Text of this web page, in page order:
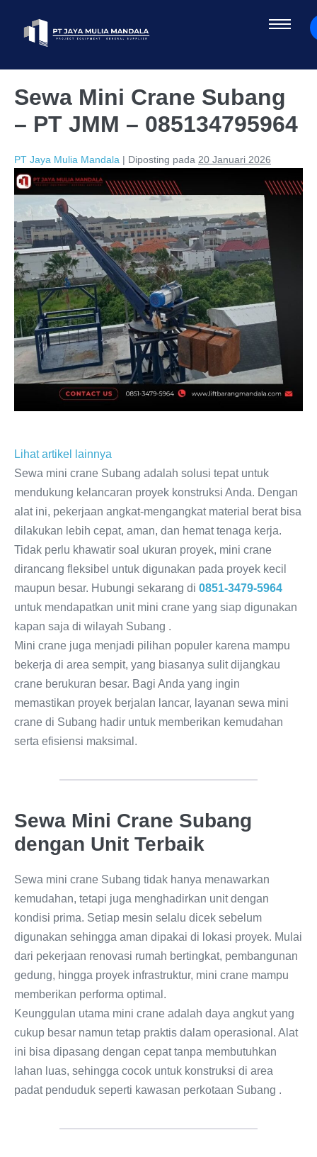
Sewa Mini Crane Subang
– PT JMM – 085134795964
PT Jaya Mulia Mandala | Diposting pada 20 Januari 2026
Lihat artikel lainnya
Sewa mini crane Subang adalah solusi tepat untuk
mendukung kelancaran proyek konstruksi Anda. Dengan
alat ini, pekerjaan angkat-mengangkat material berat bisa
dilakukan lebih cepat, aman, dan hemat tenaga kerja.
Tidak perlu khawatir soal ukuran proyek, mini crane
dirancang fleksibel untuk digunakan pada proyek kecil
maupun besar. Hubungi sekarang di 0851-3479-5964
untuk mendapatkan unit mini crane yang siap digunakan
kapan saja di wilayah Subang .
Mini crane juga menjadi pilihan populer karena mampu
bekerja di area sempit, yang biasanya sulit dijangkau
crane berukuran besar. Bagi Anda yang ingin
memastikan proyek berjalan lancar, layanan sewa mini
crane di Subang hadir untuk memberikan kemudahan
serta efisiensi maksimal.
Sewa Mini Crane Subang
dengan Unit Terbaik
Sewa mini crane Subang tidak hanya menawarkan
kemudahan, tetapi juga menghadirkan unit dengan
kondisi prima. Setiap mesin selalu dicek sebelum
digunakan sehingga aman dipakai di lokasi proyek. Mulai
dari pekerjaan renovasi rumah bertingkat, pembangunan
gedung, hingga proyek infrastruktur, mini crane mampu
memberikan performa optimal.
Keunggulan utama mini crane adalah daya angkut yang
cukup besar namun tetap praktis dalam operasional. Alat
ini bisa dipasang dengan cepat tanpa membutuhkan
lahan luas, sehingga cocok untuk konstruksi di area
padat penduduk seperti kawasan perkotaan Subang .